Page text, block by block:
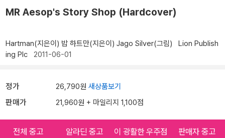
MR Aesop's Story Shop (Hardcover)
Hartman(지은이) 밥 하트만(지은이) Jago Silver(그림)
Lion Publish
ing Plc 2011-06-01
정가 26,790원 새상품보기
판매가 21,960원 + 마일리지 1,100점
전체 중고 알라딘 중고 이 광활한 우주점 판매자 중고